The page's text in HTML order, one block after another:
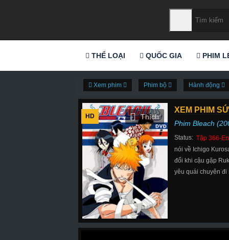
THỂ LOẠI QUỐC GIA PHIM
Xem phim Phim bộ Hành động
HD
XEM PHIM
Phim Bleach
Status: Tập 366-
nói về Ichigo
đổi khi cậu gặp
yêu quái chuyên